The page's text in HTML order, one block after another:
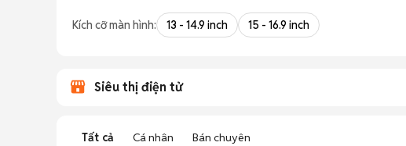
Kích cỡ màn hình: 13 - 14.9 inch 15 - 16.9 inch
Siêu thị điện tử
Tất cả Cá nhân Bán chuyên